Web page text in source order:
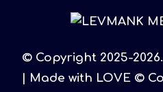
© Copyright 2025-
| Made with LOVE ©